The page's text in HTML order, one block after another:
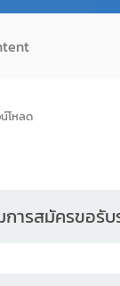
โหลด
ารสมัครขอรับ